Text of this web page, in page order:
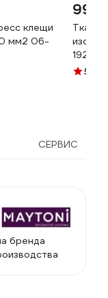
клещи
мм2 06-
998
1925
5
СЕРВИС
бренда